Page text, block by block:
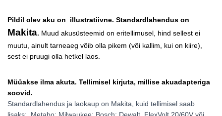
Pildil olev aku on illustratiivne. Standardlahendus on
Makita. Muud akusüsteemid on eritellimusel, hind sellest ei
muutu, ainult tarneaeg võib olla pikem (või kallim, kui on kiire),
sest ei pruugi olla hetkel laos.
Müüakse ilma akuta. Tellimisel kirjuta, millise akuadapteriga
soovid.
Standardlahendus ja laokaup on Makita, kuid tellimisel saab